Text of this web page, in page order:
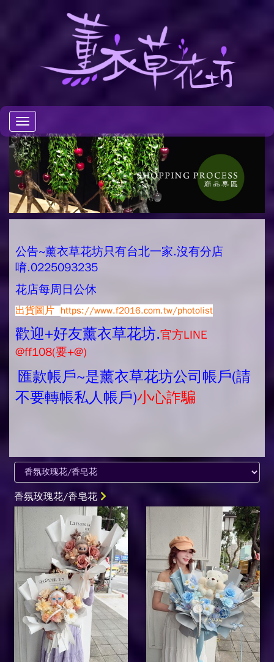
Toggle
navigation
公告~薰衣草花坊只有台北一家.沒有分店
唷.0225093235
花店每周日公休
出貨圖片 https://www.f2016.com.tw/photolist
歡迎+好友薰衣草花坊.官方LINE
@ff108(要+@)
匯款帳戶~是薰衣草花坊公司帳戶(請
不要轉帳私人帳戶)小心詐騙
香氛玫瑰花/香皂花